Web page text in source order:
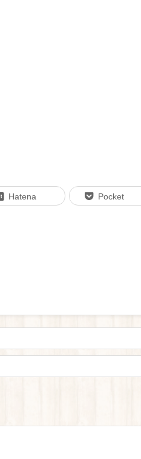
Hatena Pocket